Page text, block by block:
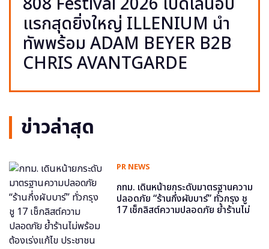
แรกสุดยิ่งใหญ่ ILLENIUM นำ
ทัพพร้อม ADAM BEYER B2B
CHRIS AVANTGARDE
ข่าวล่าสุด
PR NEWS
กทม. เดินหน้ายกระดับมาตรฐานความ
ปลอดภัย “ร้านกึ่งผับบาร์” ทั่วกรุง ชู
17 เช็กลิสต์ความปลอดภัย ย้ำร้านไม่